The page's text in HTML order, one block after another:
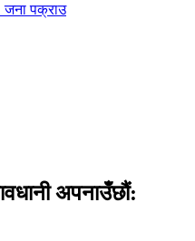
जना पक्राउ
अपनाउँछौं: